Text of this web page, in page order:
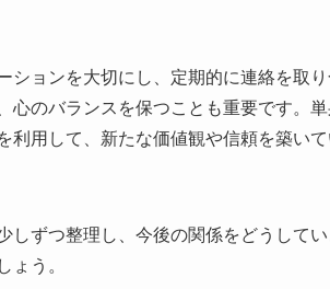
ョンを大切にし、定期的に連絡を取
心のバランスを保つことも重要です。
利用して、新たな価値観や信頼を築い
しずつ整理し、今後の関係をどうして
ょう。